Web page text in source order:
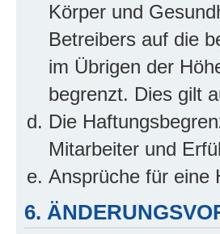
Körper und
Betreibers auf die
im Übrigen der
begrenzt. Dies gilt
Die
Mitarbeiter und
Ansprüche für eine
6.